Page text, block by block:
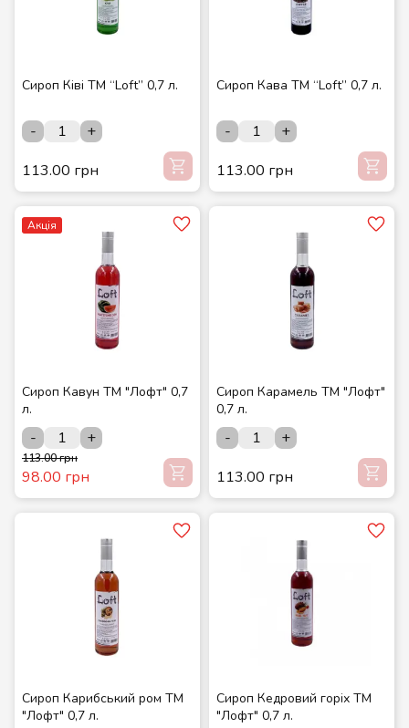
Сироп Ківі ТМ “Loft” 0,7 л.
-
+
113.00 грн
Сироп Кава ТМ “Loft” 0,7 л.
-
+
113.00 грн
Акція
Сироп Кавун ТМ "Лофт" 0,7
л.
- +
113.00 грн
98.00 грн
Сироп Карамель ТМ "Лофт"
0,7 л.
-
+
113.00 грн
Сироп Карибський ром ТМ
"Лофт" 0,7 л.
Сироп Кедровий горіх ТМ
"Лофт" 0,7 л.